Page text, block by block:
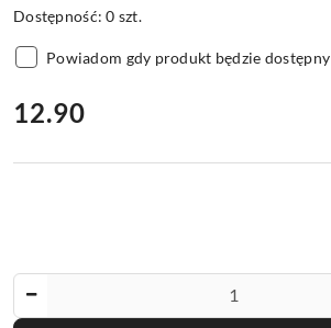
Dostępność:0 szt.
Powiadom gdy produkt będzie dostępny
cena:
12.90